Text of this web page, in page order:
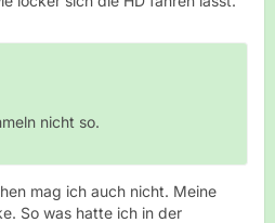
nicht so.
mag ich auch nicht. Meine
So was hatte ich in der